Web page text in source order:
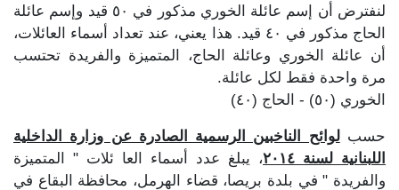
لنفترض أن إسم عائلة الخوري مذكور في ٥٠ قيد وإسم عائلة
الحاج مذكور في ٤٠ قيد. هذا يعني، عند تعداد أسماء العائلات،
أن عائلة الخوري وعائلة الحاج، المتميزة والفريدة تحتسب
مرة واحدة فقط لكل عائلة.
الخوري (٥٠) - الحاج (٤٠)
حسبلوائح الناخبين الرسمية الصادرة عن وزارة الداخلية
اللبنانية لسنة ٢٠١٤
، يبلغ عدد أسماء العا ئلات " المتميزة
والفريدة " في بلدة بريصا، قضاء الهرمل، محافظة البقاع في